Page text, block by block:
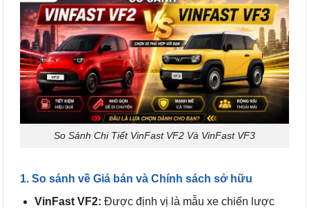
So Sánh Chi Tiết VinFast VF2 Và VinFast VF3
1. So sánh về Giá bán và Chính sách sở hữu
VinFast VF2: Được định vị là mẫu xe chiến lược